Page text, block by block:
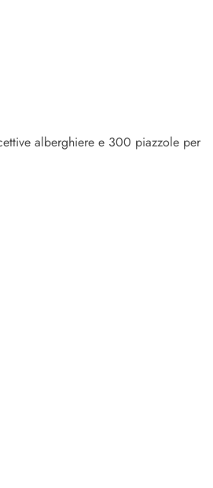
alberghiere e 300 piazzole per